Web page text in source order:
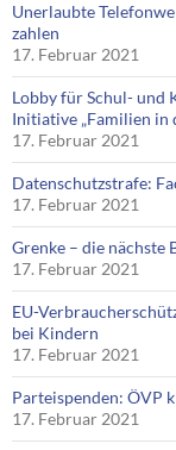
Unerlaubte
zahlen
17. Februar 2021
Lobby für Schul- und
Initiative „Familien in
17. Februar 2021
Datenschutzstrafe:
17. Februar 2021
Grenke – die nächste
17. Februar 2021
EU-
bei Kindern
17. Februar 2021
Parteispenden: ÖVP
17. Februar 2021